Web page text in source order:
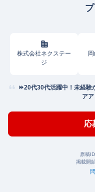
株式会社ネクステー
ジ
⏩️20代30代活躍中！未経験
ア
応
原稿ID
掲載開